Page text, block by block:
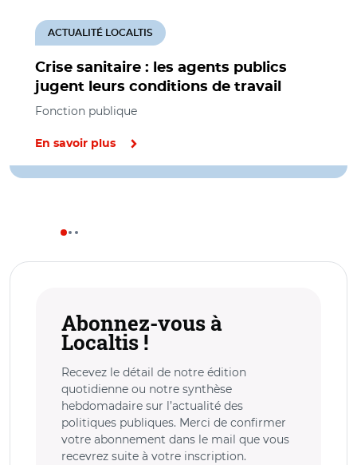
Crise sanitaire : les agents publics
jugent leurs conditions de travail
ACTUALITÉ LOCALTIS
Fonction publique
En savoir plus
Abonnez-vous à
Localtis !
Recevez le détail de notre édition
quotidienne ou notre synthèse
hebdomadaire sur l’actualité des
politiques publiques. Merci de confirmer
votre abonnement dans le mail que vous
recevrez suite à votre inscription.